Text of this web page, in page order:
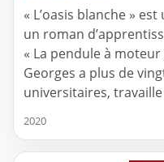
« L’oasis blanche »
un roman
« La pendule à
Georges a plus de
universitaires,
2020